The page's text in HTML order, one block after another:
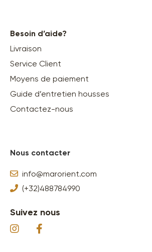
Besoin d’aide?
Livraison
Service Client
Moyens de paiement
Guide d’entretien housses
Contactez-nous
Nous contacter
info@marorient.com
(+32)488784990
Suivez nous